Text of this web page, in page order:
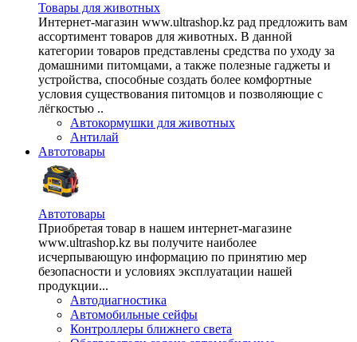
Товары для животных
Интернет-магазин www.ultrashop.kz рад предложить вам
ассортимент товаров для животных. В данной
категории товаров представлены средства по уходу за
домашними питомцами, а также полезные гаджеты и
устройства, способные создать более комфортные
условия существования питомцов и позволяющие с
лёгкостью ..
Автокормушки для животных
Антилай
Автотовары
Автотовары
Приобретая товар в нашем интернет-магазине
www.ultrashop.kz вы получите наиболее
исчерпывающую информацию по принятию мер
безопасности и условиях эксплуатации нашей
продукции...
Автодиагностика
Автомобильные сейфы
Контроллеры ближнего света